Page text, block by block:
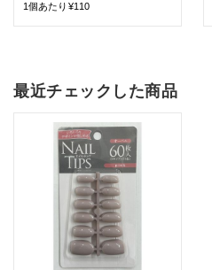
1個あたり¥110
最近チェックした商品